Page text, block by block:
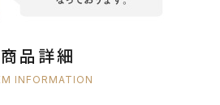
商品詳細
INFORMATION